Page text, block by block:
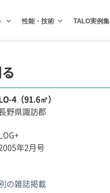
性能・技術 TALO実例集
4（91.6㎡）
野県諏訪郡
年2月号
の雑誌掲載